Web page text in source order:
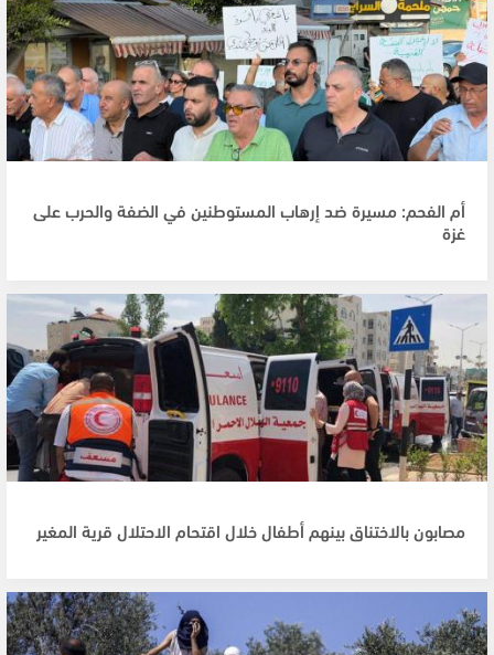
أم الفحم: مسيرة ضد إرهاب المستوطنين في الضفة والحرب على
غزة
مصابون بالاختناق بينهم أطفال خلال اقتحام الاحتلال قرية المغير